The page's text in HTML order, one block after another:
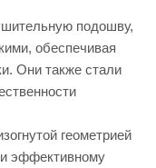
подошву,
обеспечивая
Они также стали
геометрией
эффективному